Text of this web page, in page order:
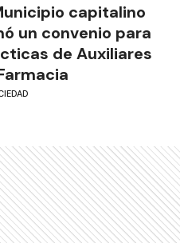
capitalino
un convenio para
de Auxiliares